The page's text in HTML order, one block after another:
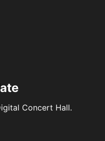
Concert Hall.